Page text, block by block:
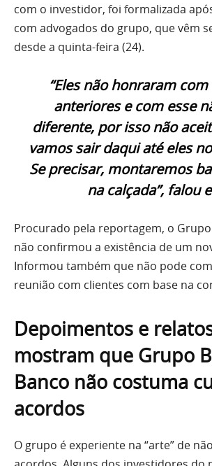
com o investidor, foi formalizada
com advogados do grupo, que vêm
desde a quinta-feira (24).
“Eles não honraram
anteriores e com esse
diferente, por isso não
vamos sair daqui até eles
Se precisar, montaremos
na calçada”, falou
Procurado pela reportagem, o
não confirmou a existência de um
Informou também que não pode
reunião com clientes com base na
Depoimentos e
mostram que Grupo
Banco não costuma
acordos
O grupo é experiente na “arte” de